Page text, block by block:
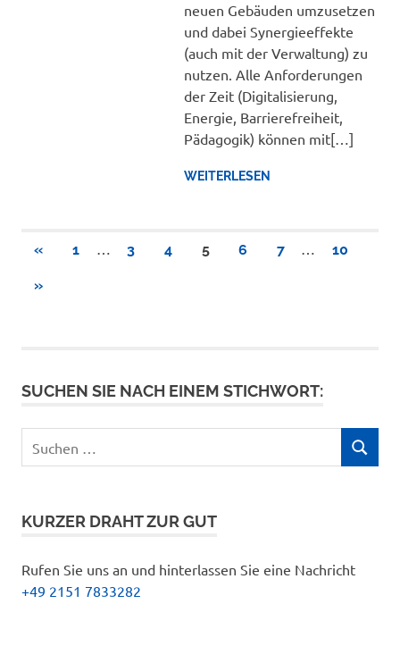
neuen Gebäuden umzusetzen
und dabei Synergieeffekte
(auch mit der Verwaltung) zu
nutzen. Alle Anforderungen
der Zeit (Digitalisierung,
Energie, Barrierefreiheit,
Pädagogik) können mit[…]
WEITERLESEN
Seitennummerierung
der
«VORHERIGE
1 … 3 4 5 6 7 … 10
NÄCHSTE
»
SUCHEN SIE NACH EINEM STICHWORT:
nach:
SUCHEN
KURZER DRAHT ZUR GUT
Rufen Sie uns an und hinterlassen Sie eine Nachricht
+49 2151 7833282